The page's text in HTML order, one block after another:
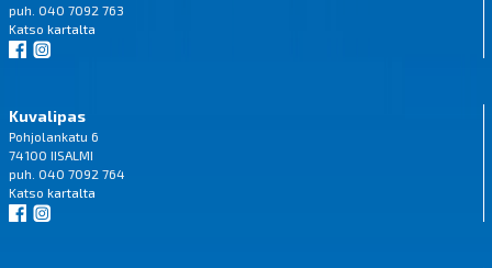
puh. 040 7092 763
Katso kartalta
Kuvalipas
Pohjolankatu 6
74100 IISALMI
puh. 040 7092 764
Katso kartalta